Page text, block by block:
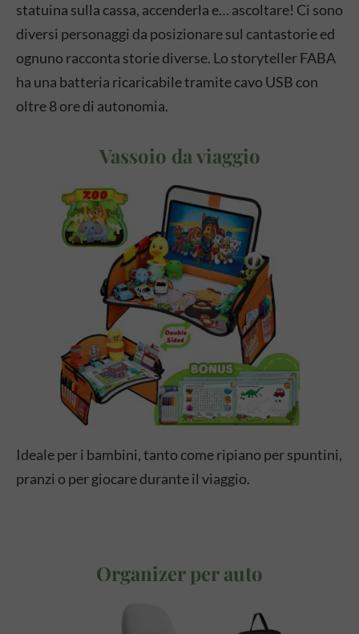
statuina sulla cassa, accenderla e… ascoltare! Ci sono
diversi personaggi da posizionare sul cantastorie ed
ognuno racconta storie diverse. Lo storyteller FABA
ha una batteria ricaricabile tramite cavo USB con
oltre 8 ore di autonomia.
Vassoio da viaggio
Ideale per i bambini, tanto come ripiano per spuntini,
pranzi o per giocare durante il viaggio.
Organizer per auto